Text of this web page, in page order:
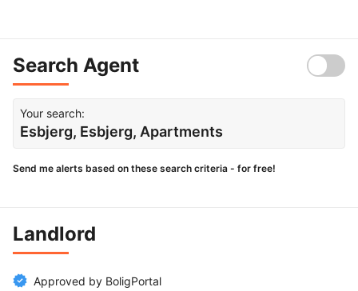
Search Agent
Your search:
Esbjerg, Esbjerg, Apartments
Send me alerts based on these search criteria - for free!
Landlord
Approved by BoligPortal